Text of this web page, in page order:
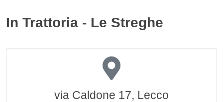
In Trattoria - Le Streghe
via Caldone 17, Lecco